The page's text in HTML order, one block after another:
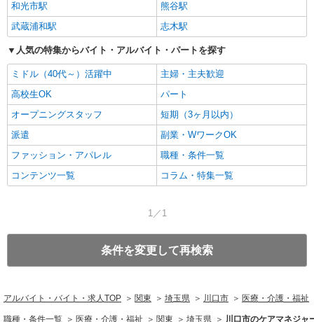
和光市駅
熊谷駅
武蔵浦和駅
志木駅
人気の特集からバイト・アルバイト・パートを探す
ミドル（40代～）活躍中
主婦・主夫歓迎
高校生OK
パート
オープニングスタッフ
短期（3ヶ月以内）
派遣
副業・WワークOK
ファッション・アパレル
職種・条件一覧
コンテンツ一覧
コラム・特集一覧
1／1
条件を変更して再検索
アルバイト・バイト・求人TOP 関東 埼玉県 川口市 医療・介護・福祉
職種・条件一覧 医療・介護・福祉 関東 埼玉県 川口市のケアマネジャ